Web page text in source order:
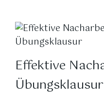
Effektive
Übungsklausur